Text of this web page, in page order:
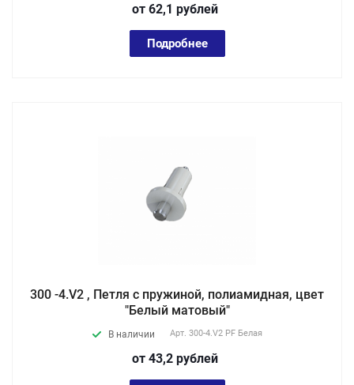
от 62,1 рублей
Подробнее
300 -4.V2 , Петля с пружиной, полиамидная, цвет
"Белый матовый"
В наличии Арт. 300-4.V2 PF Белая
от 43,2 рублей